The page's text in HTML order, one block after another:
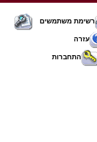
רשימת משתמשים
עזרה
התחברות